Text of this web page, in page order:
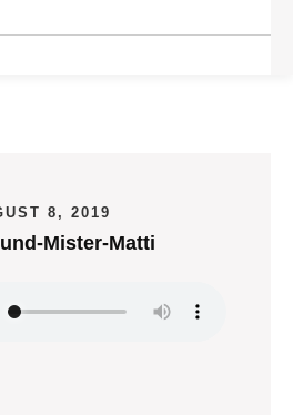
8, 2019
Mister-Matti